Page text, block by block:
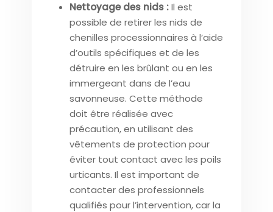
Nettoyage des nids :Il est
possible de retirer les nids de
chenilles processionnaires à l’aide
d’outils spécifiques et de les
détruire en les brûlant ou en les
immergeant dans de l’eau
savonneuse. Cette méthode
doit être réalisée avec
précaution, en utilisant des
vêtements de protection pour
éviter tout contact avec les poils
urticants. Il est important de
contacter des professionnels
qualifiés pour l’intervention, car la